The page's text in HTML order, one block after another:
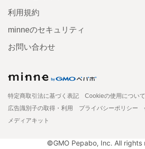
利用規約
minneのセキュリティ
お問い合わせ
特定商取引法に基づく表記
Cookieの使用について
広告識別子の取得・利用
プライバシーポリシー
メディアキット
©GMO Pepabo, Inc. All rights